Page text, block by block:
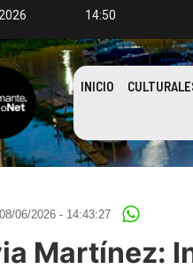
14:50
INICIO
08/06/2026 - 14:43:27
Martínez: